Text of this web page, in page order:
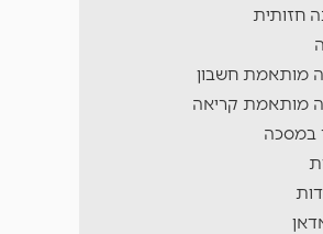
חזותית
מותאמת חשבון
מותאמת קריאה
במסכה